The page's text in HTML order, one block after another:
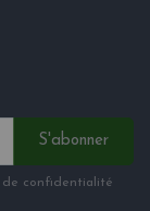
S'abonner
de confidentialité